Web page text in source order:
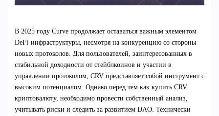
В 2025 году Curve продолжает оставаться важным элементом
DeFi-инфраструктуры, несмотря на конкуренцию со стороны
новых протоколов. Для пользователей, заинтересованных в
стабильной доходности от стейблкоинов и участии в
управлении протоколом, CRV представляет собой инструмент с
высоким потенциалом. Однако перед тем как купить CRV
криптовалюту, необходимо провести собственный анализ,
учитывать риски и следить за развитием DAO. Технически